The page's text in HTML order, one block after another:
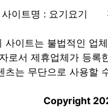
사이트명 : 요기요기
사이트는 불법적인 업
로서 제휴업체가 등
츠는 무단으로 사용할
Copyright